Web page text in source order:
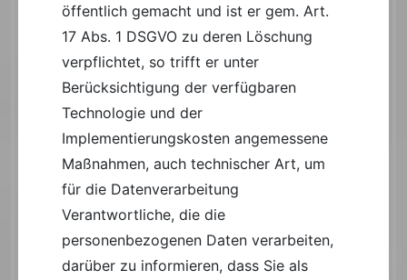
öffentlich gemacht und ist er gem. Art.
17 Abs. 1 DSGVO zu deren Löschung
verpflichtet, so trifft er unter
Berücksichtigung der verfügbaren
Technologie und der
Implementierungskosten angemessene
Maßnahmen, auch technischer Art, um
für die Datenverarbeitung
Verantwortliche, die die
personenbezogenen Daten verarbeiten,
darüber zu informieren, dass Sie als